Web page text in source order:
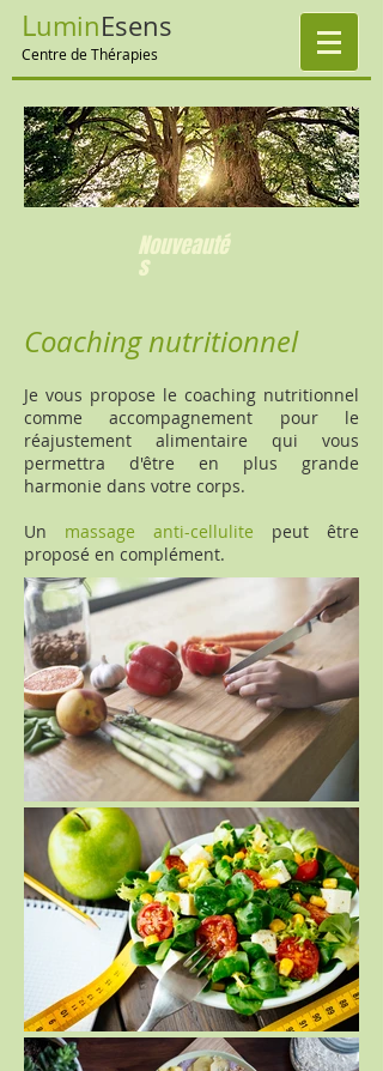
LuminEsens
Centre de Thérapies
Nouveauté
s
Coaching nutritionnel
Je vous propose le coaching nutritionnel
comme accompagnement pour le
réajustement alimentaire qui vous
permettra d'être en plus grande
harmonie dans votre corps.
Un massage anti-cellulite peut être
proposé en complément.